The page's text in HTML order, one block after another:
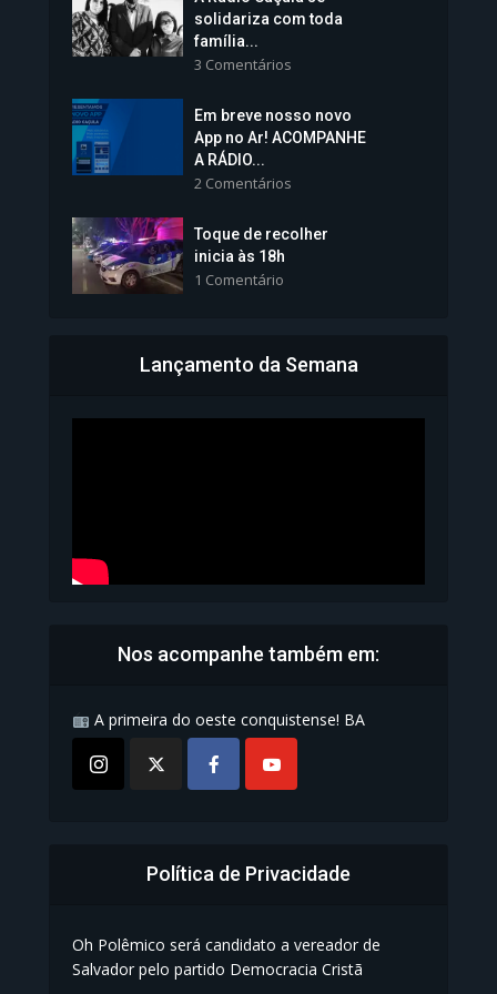
Vice-Prefeita Sheila Lemos
tomará posse nesta...
1.101 Modos de exibição
Bahia inicia emissão da
solidariza com toda
família...
3 Comentários
Em breve nosso novo
App no Ar! ACOMPANHE
A RÁDIO...
2 Comentários
Toque de recolher
inicia às 18h
1 Comentário
Lançamento da Semana
Nos acompanhe também em:
A primeira do oeste conquistense! BA
Política de Privacidade
Oh Polêmico será candidato a vereador de
Salvador pelo partido Democracia Cristã